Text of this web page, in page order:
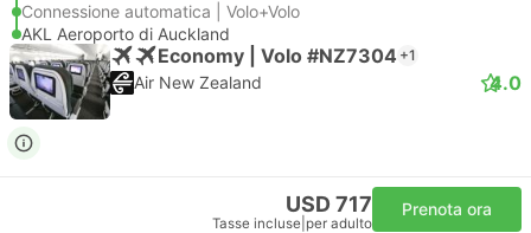
Connessione automatica | Volo+Volo
AKL Aeroporto di Auckland
Economy | Volo #NZ7304 +1
Air New Zealand 4.0
USD 717
Tasse incluse per adulto
Prenota ora